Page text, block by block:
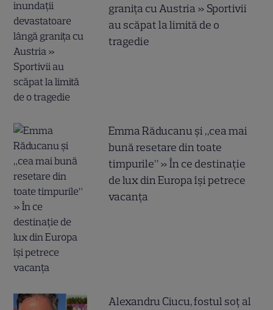
granița cu Austria » Sportivii
au scăpat la limită de o
tragedie
Emma Răducanu și „cea mai
bună resetare din toate
timpurile” » În ce destinație
de lux din Europa își petrece
vacanța
Alexandru Ciucu, fostul soț al